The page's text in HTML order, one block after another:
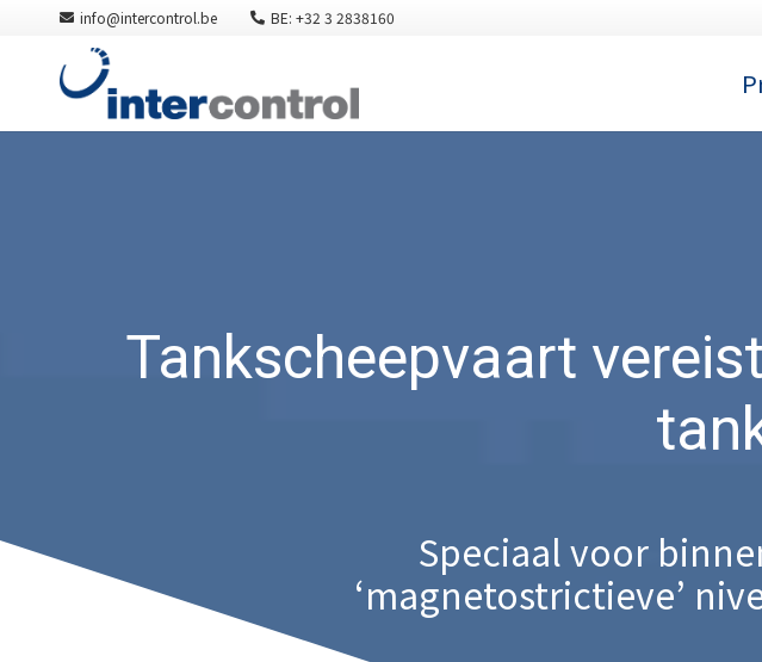
info@intercontrol.be BE: +32 3 2838160
Tankscheepvaart
Speciaal voor
‘magnetostrictieve’